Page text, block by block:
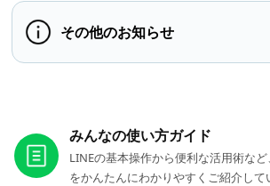
その他のお知らせ
みんなの使い方ガイド
LINEの基本操作から便利な活用術な
をかんたんにわかりやすくご紹介して